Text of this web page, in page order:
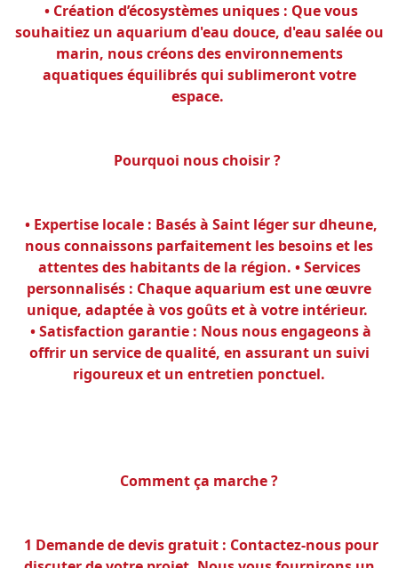
• Création d’écosystèmes uniques : Que vous
souhaitiez un aquarium d'eau douce, d'eau salée ou
marin, nous créons des environnements
aquatiques équilibrés qui sublimeront votre
espace.
Pourquoi nous choisir ?
• Expertise locale : Basés à Saint léger sur dheune,
nous connaissons parfaitement les besoins et les
attentes des habitants de la région. • Services
personnalisés : Chaque aquarium est une œuvre
unique, adaptée à vos goûts et à votre intérieur.
• Satisfaction garantie : Nous nous engageons à
offrir un service de qualité, en assurant un suivi
rigoureux et un entretien ponctuel.
Comment ça marche ?
1 Demande de devis gratuit : Contactez-nous pour